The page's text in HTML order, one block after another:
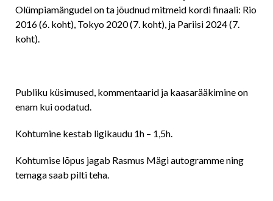
Olümpiamängudel on ta jõudnud mitmeid kordi finaali: Rio
2016 (6. koht), Tokyo 2020 (7. koht), ja Pariisi 2024 (7.
koht).
Publiku küsimused, kommentaarid ja kaasarääkimine on
enam kui oodatud.
Kohtumine kestab ligikaudu 1h – 1,5h.
Kohtumise lõpus jagab Rasmus Mägi autogramme ning
temaga saab pilti teha.